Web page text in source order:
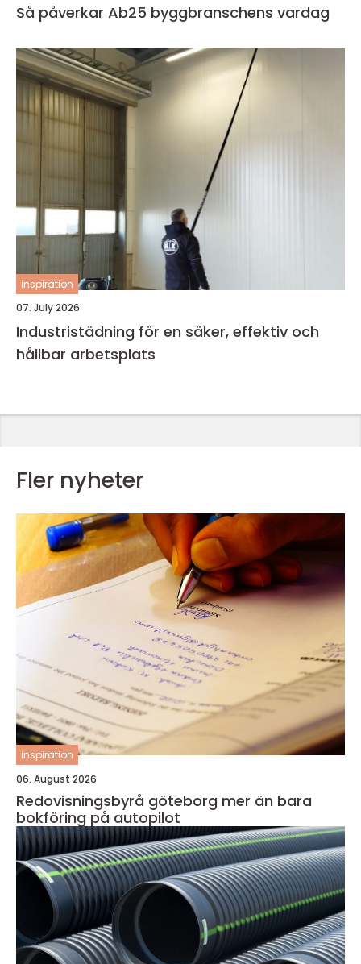
Så påverkar Ab25 byggbranschens vardag
inspiration
07. July 2026
Industristädning för en säker, effektiv och
hållbar arbetsplats
Fler nyheter
inspiration
06. August 2026
Redovisningsbyrå göteborg mer än bara
bokföring på autopilot